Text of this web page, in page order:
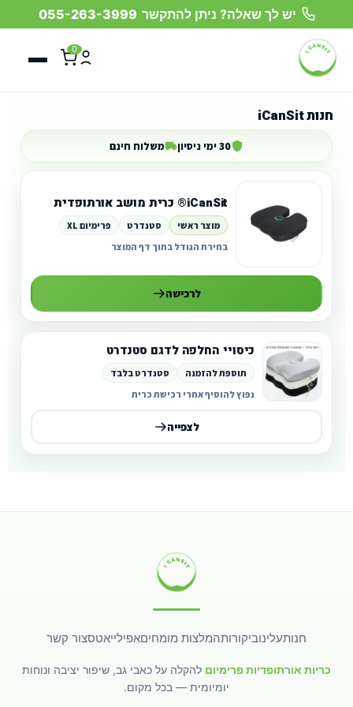
יש לך שאלה? ניתן להתקשר 055-263-3999
0
חנות iCanSit
30 ימי ניסיון משלוח חינם
iCanSit® כרית מושב אורתופדית
מוצר ראשי סטנדרט
פרימיום XL
בחירת הגודל בתוך דף המוצר
לרכישה
כיסויי החלפה לדגם סטנדרט
תוספת להזמנה
סטנדרט בלבד
נפוץ להוסיף אחרי רכישת כרית
לצפייה
חנותעלינוביקורותהמלצות מומחיםאפילייאטסצור קשר
כריות אורתופדיות פרימיום להקלה על כאבי גב, שיפור יציבה ונוחות
יומיומית — בכל מקום.